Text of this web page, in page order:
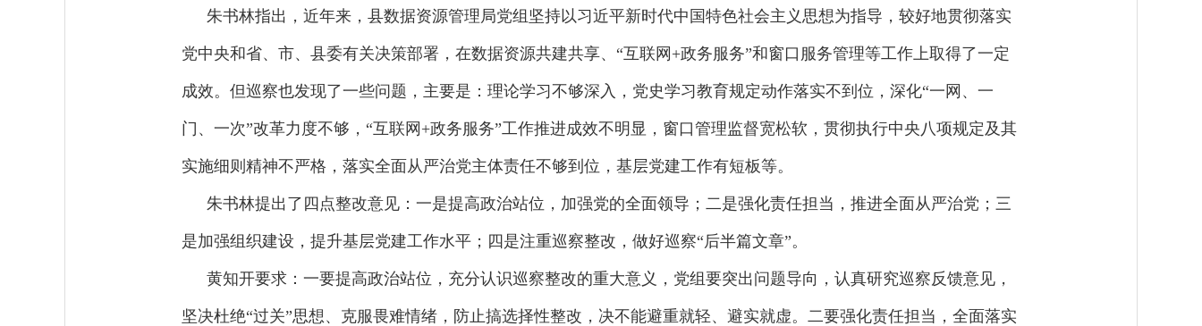
朱书林指出，近年来，县数据资源管理局党组坚持以习近平新时代中国特色社会主义思想为指导，较好地贯彻落实
党中央和省、市、县委有关决策部署，在数据资源共建共享、“互联网+政务服务”和窗口服务管理等工作上取得了一定
成效。但巡察也发现了一些问题，主要是：理论学习不够深入，党史学习教育规定动作落实不到位，深化“一网、一
门、一次”改革力度不够，“互联网+政务服务”工作推进成效不明显，窗口管理监督宽松软，贯彻执行中央八项规定及其
实施细则精神不严格，落实全面从严治党主体责任不够到位，基层党建工作有短板等。
朱书林提出了四点整改意见：一是提高政治站位，加强党的全面领导；二是强化责任担当，推进全面从严治党；三
是加强组织建设，提升基层党建工作水平；四是注重巡察整改，做好巡察“后半篇文章”。
黄知开要求：一要提高政治站位，充分认识巡察整改的重大意义，党组要突出问题导向，认真研究巡察反馈意见，
坚决杜绝“过关”思想、克服畏难情绪，防止搞选择性整改，决不能避重就轻、避实就虚。二要强化责任担当，全面落实